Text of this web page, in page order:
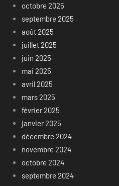
octobre 2025
septembre 2025
août 2025
juillet 2025
juin 2025
mai 2025
avril 2025
mars 2025
février 2025
janvier 2025
décembre 2024
novembre 2024
octobre 2024
septembre 2024